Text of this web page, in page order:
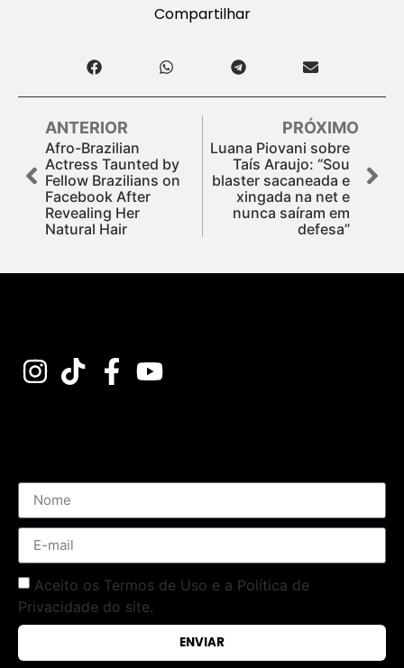
Compartilhar
ANTERIOR
Afro-Brazilian
Actress Taunted by
Fellow Brazilians on
Facebook After
Revealing Her
Natural Hair
PRÓXIMO
Luana Piovani sobre
Taís Araujo: “Sou
blaster sacaneada e
xingada na net e
nunca saíram em
defesa”
Aceito os Termos de Uso e a Política de
Privacidade do site.
ENVIAR